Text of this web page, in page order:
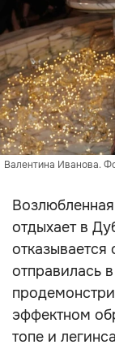
Валентина Иванова.
отдыхает в
отказывается
отправилась
эффектном
топе и